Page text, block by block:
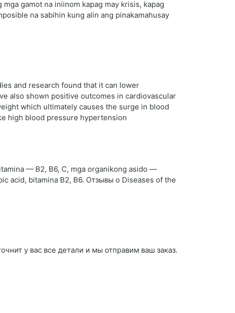
gamot na iniinom kapag may krisis, kapag
na sabihin kung alin ang pinakamahusay
and research found that it can lower
also shown positive outcomes in cardiovascular
which ultimately causes the surge in blood
high blood pressure hypertension
— B2, B6, C, mga organikong asido —
acid, bitamina B2, B6. Отзывы о Diseases of the
у вас все детали и мы отправим ваш заказ.